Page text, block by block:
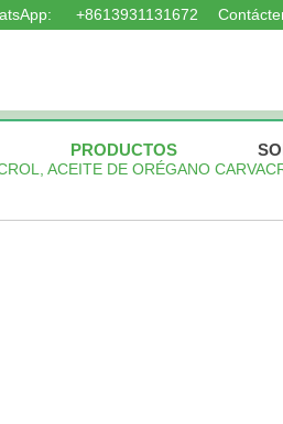
+8613931131672
PRODUCTOS
ACEITE DE ORÉGANO